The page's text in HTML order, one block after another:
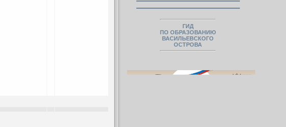
ГИД
ПО ОБРАЗОВАНИЮ
ВАСИЛЬЕВСКОГО
ОСТРОВА